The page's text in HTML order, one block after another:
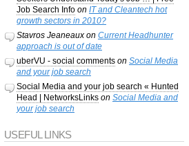
Job Search Infoon IT and Cleantech hot
growth sectors in 2010?
Stavros Jeaneauxon Current Headhunter
approach is out of date
uberVU - social commentson Social Media
and your job search
Social Media and your job search « Hunted
Head | NetworksLinkson Social Media and
your job search
USEFUL LINKS